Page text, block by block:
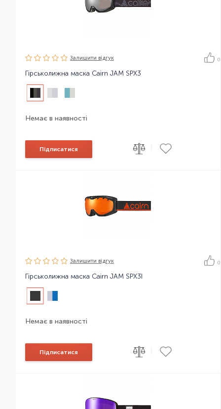
Залишити вiдгук 0
Гірськолижна маска Cairn JAM SPX3
Немає в наявності
Підписатися
Залишити вiдгук 0
Гірськолижна маска Cairn JAM SPX3I
Немає в наявності
Підписатися